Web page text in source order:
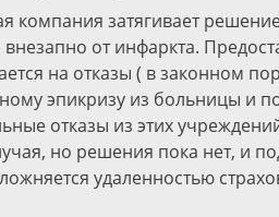
компания затягивает
от инфаркта.
на отказы ( в законном
эпикризу из больницы и
отказы из этих
но решения пока нет, и
удаленностью